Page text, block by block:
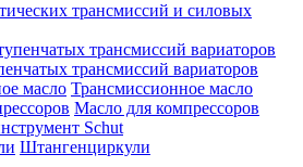
трансмиссий и силовых
трансмиссий вариаторов
Трансмиссионное масло
Масло для компрессоров
Schut
Штангенциркули